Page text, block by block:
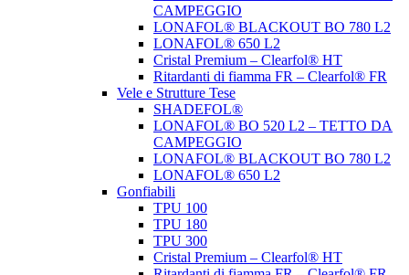
CAMPEGGIO
LONAFOL® BLACKOUT BO 780 L2
LONAFOL® 650 L2
Cristal Premium – Clearfol® HT
Ritardanti di fiamma FR – Clearfol® FR
Vele e Strutture Tese
SHADEFOL®
LONAFOL® BO 520 L2 – TETTO DA
CAMPEGGIO
LONAFOL® BLACKOUT BO 780 L2
LONAFOL® 650 L2
Gonfiabili
TPU 100
TPU 180
TPU 300
Cristal Premium – Clearfol® HT